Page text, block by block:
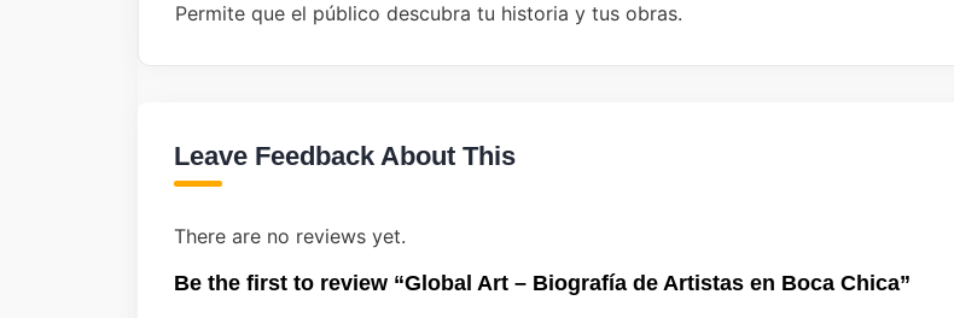
Permite que el público descubra tu historia y tus obras.
Leave Feedback About This
There are no reviews yet.
Be the first to review “Global Art – Biografía de Artistas en Boca Chica”